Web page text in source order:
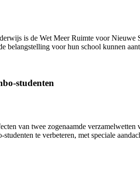
is de Wet Meer Ruimte voor
belangstelling voor hun school kunnen
studenten
van twee zogenaamde
te verbeteren, met speciale